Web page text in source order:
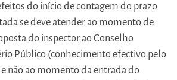
do início de contagem do prazo
se deve atender ao momento de
do inspector ao Conselho
Público (conhecimento efectivo pelo
não ao momento da entrada do